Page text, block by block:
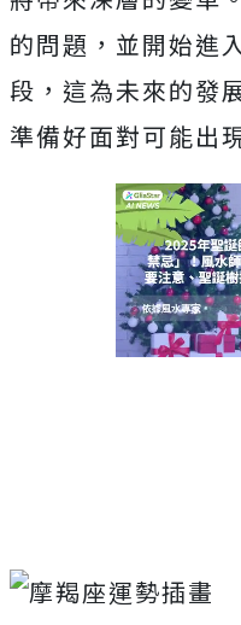
的問題，並開始進
段，這為未來的發
準備好面對可能出